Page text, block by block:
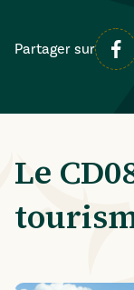
Partager sur
Le